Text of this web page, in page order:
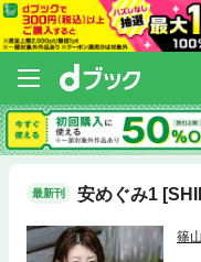
最新刊 安めぐみ1
篠